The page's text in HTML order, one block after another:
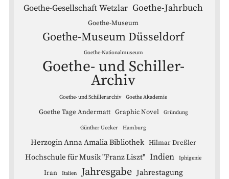
Goethe-Gesellschaft Wetzlar Goethe-Jahrbuch
Goethe-Museum
Goethe-Museum Düsseldorf
Goethe-Nationalmuseum
Goethe- und Schiller-
Archiv
Goethe- und Schillerarchiv Goethe Akademie
Goethe Tage Andermatt Graphic Novel Gründung
Günther Uecker Hamburg
Herzogin Anna Amalia Bibliothek Hilmar Dreßler
Hochschule für Musik "Franz Liszt" Indien Iphigenie
Iran Italien Jahresgabe Jahrestagung